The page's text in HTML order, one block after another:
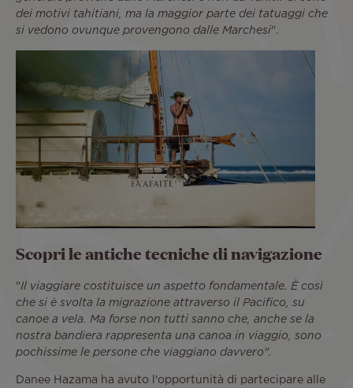
dei motivi tahitiani, ma la maggior parte dei tatuaggi che
si vedono ovunque provengono dalle Marchesi".
Scopri le antiche tecniche di navigazione
"Il viaggiare costituisce un aspetto fondamentale. È così
che si è svolta la migrazione attraverso il Pacifico, su
canoe a vela. Ma forse non tutti sanno che, anche se la
nostra bandiera rappresenta una canoa in viaggio, sono
pochissime le persone che viaggiano davvero".
Danee Hazama ha avuto l'opportunità di partecipare alle